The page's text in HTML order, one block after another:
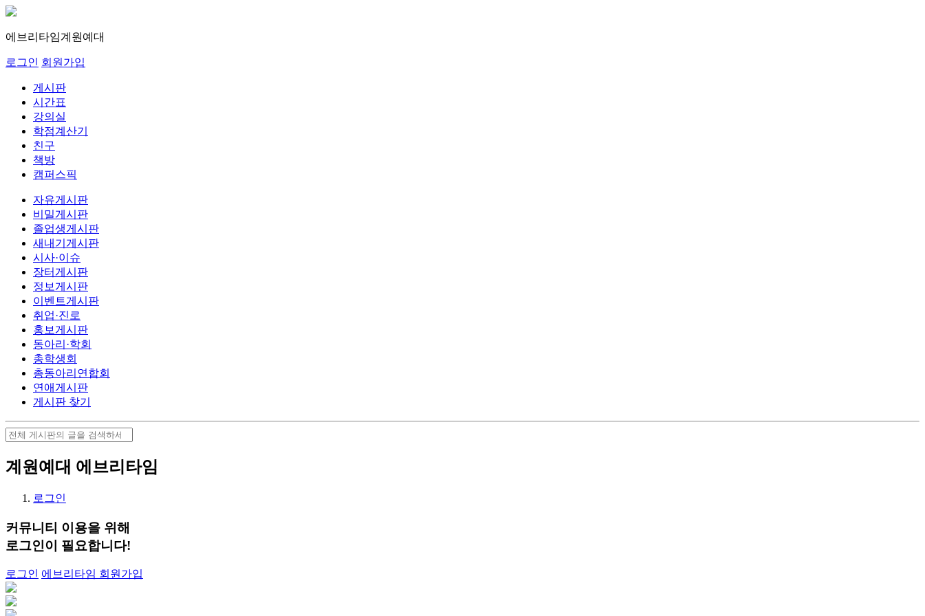
에브리타임계원예대
로그인 회원가입
게시판
시간표
강의실
학점계산기
친구
책방
캠퍼스픽
자유게시판
비밀게시판
졸업생게시판
새내기게시판
시사·이슈
장터게시판
정보게시판
이벤트게시판
취업·진로
홍보게시판
동아리·학회
총학생회
총동아리연합회
연애게시판
게시판 찾기
계원예대 에브리타임
로그인
커뮤니티 이용을 위해
로그인이 필요합니다!
로그인 에브리타임 회원가입